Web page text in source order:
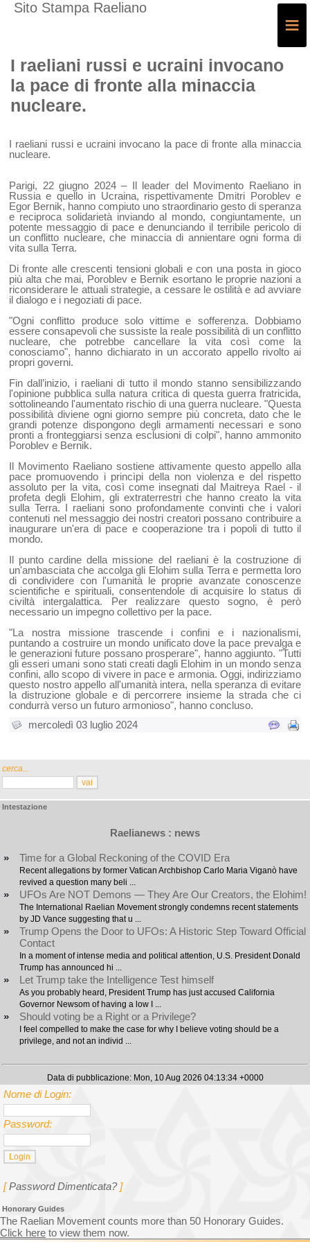
Sito Stampa Raeliano
≡
cerca...
Intestazione
Raelianews : news
» Time for a Global Reckoning of the COVID Era
Recent allegations by former Vatican Archbishop Carlo Maria Viganò have
revived a question many beli ...
» UFOs Are NOT Demons — They Are Our Creators, the Elohim!
The International Raelian Movement strongly condemns recent statements
by JD Vance suggesting that u ...
»
Trump Opens the Door to UFOs: A Historic Step Toward Official
Contact
In a moment of intense media and political attention, U.S. President Donald
Trump has announced hi ...
» Let Trump take the Intelligence Test himself
As you probably heard, President Trump has just accused California
Governor Newsom of having a low I ...
» Should voting be a Right or a Privilege?
I feel compelled to make the case for why I believe voting should be a
privilege, and not an individ ...
Data di pubblicazione: Mon, 10 Aug 2026 04:13:34 +0000
I raeliani russi e ucraini invocano
la pace di fronte alla minaccia
nucleare.
I raeliani russi e ucraini invocano la pace di fronte alla minaccia
nucleare.
Parigi, 22 giugno 2024 – Il leader del Movimento Raeliano in
Russia e quello in Ucraina, rispettivamente Dmitri Poroblev e
Egor Bernik, hanno compiuto uno straordinario gesto di speranza
e reciproca solidarietà inviando al mondo, congiuntamente, un
potente messaggio di pace e denunciando il terribile pericolo di
un conflitto nucleare, che minaccia di annientare ogni forma di
vita sulla Terra.
Di fronte alle crescenti tensioni globali e con una posta in gioco
più alta che mai, Poroblev e Bernik esortano le proprie nazioni a
riconsiderare le attuali strategie, a cessare le ostilità e ad avviare
il dialogo e i negoziati di pace.
"Ogni conflitto produce solo vittime e sofferenza. Dobbiamo
essere consapevoli che sussiste la reale possibilità di un conflitto
nucleare, che potrebbe cancellare la vita così come la
conosciamo", hanno dichiarato in un accorato appello rivolto ai
propri governi.
Fin dall’inizio, i raeliani di tutto il mondo stanno sensibilizzando
l'opinione pubblica sulla natura critica di questa guerra fratricida,
sottolineando l'aumentato rischio di una guerra nucleare. "Questa
possibilità diviene ogni giorno sempre più concreta, dato che le
grandi potenze dispongono degli armamenti necessari e sono
pronti a fronteggiarsi senza esclusioni di colpi", hanno ammonito
Poroblev e Bernik.
Il Movimento Raeliano sostiene attivamente questo appello alla
pace promuovendo i princìpi della non violenza e del rispetto
assoluto per la vita, così come insegnati dal Maitreya Rael - il
profeta degli Elohim, gli extraterrestri che hanno creato la vita
sulla Terra. I raeliani sono profondamente convinti che i valori
contenuti nel messaggio dei nostri creatori possano contribuire a
inaugurare un'era di pace e cooperazione tra i popoli di tutto il
mondo.
Il punto cardine della missione del raeliani è la costruzione di
un'ambasciata che accolga gli Elohim sulla Terra e permetta loro
di condividere con l'umanità le proprie avanzate conoscenze
scientifiche e spirituali, consentendole di acquisire lo status di
civiltà intergalattica. Per realizzare questo sogno, è però
necessario un impegno collettivo per la pace.
"La nostra missione trascende i confini e i nazionalismi,
puntando a costruire un mondo unificato dove la pace prevalga e
le generazioni future possano prosperare", hanno aggiunto. "Tutti
gli esseri umani sono stati creati dagli Elohim in un mondo senza
confini, allo scopo di vivere in pace e armonia. Oggi, indirizziamo
questo nostro appello all'umanità intera, nella speranza di evitare
la distruzione globale e di percorrere insieme la strada che ci
condurrà verso un futuro armonioso", hanno concluso.
mercoledì 03 luglio 2024
Nome di Login:
Password:
[Password Dimenticata?]
Honorary Guides
The Raelian Movement counts more than 50 Honorary Guides.
Click here to view them now.